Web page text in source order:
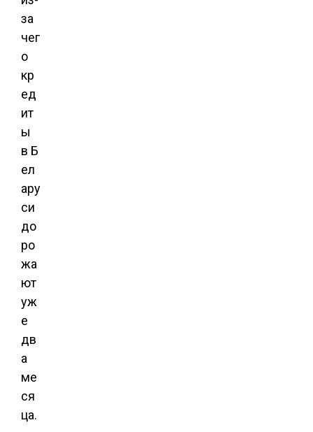
за
чег
о
кр
ед
ит
ы
в Б
ел
ару
си
до
ро
жа
ют
уж
е
дв
а
ме
ся
ца.